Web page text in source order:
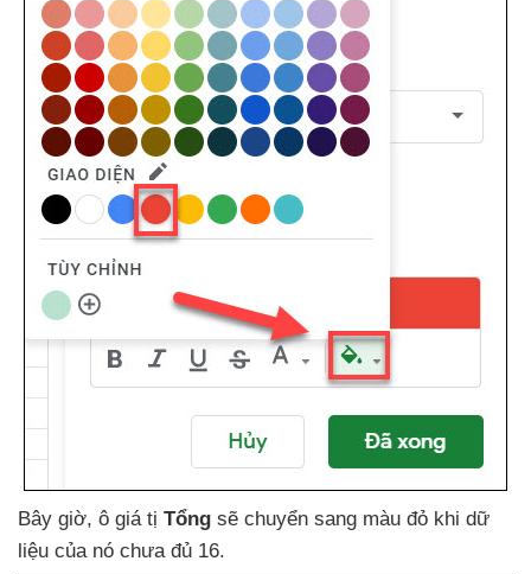
Bây giờ, ô giá tị Tổng sẽ chuyển sang màu đỏ khi dữ
liệu của nó chưa đủ 16.